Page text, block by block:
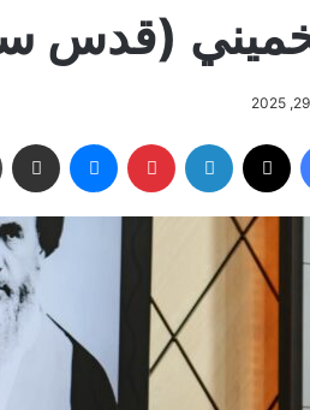
(قدس
فيسبوك لينكدإن بينتيريست ماسنجر